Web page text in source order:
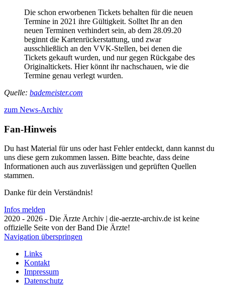
Die schon erworbenen Tickets behalten für die neuen
Termine in 2021 ihre Gültigkeit. Solltet Ihr an den
neuen Terminen verhindert sein, ab dem 28.09.20
beginnt die Kartenrückerstattung, und zwar
ausschließlich an den VVK-Stellen, bei denen die
Tickets gekauft wurden, und nur gegen Rückgabe des
Originaltickets. Hier könnt ihr nachschauen, wie die
Termine genau verlegt wurden.
Quelle: bademeister.com
zum News-Archiv
Fan-Hinweis
Du hast Material für uns oder hast Fehler entdeckt, dann kannst du
uns diese gern zukommen lassen. Bitte beachte, dass deine
Informationen auch aus zuverlässigen und geprüften Quellen
stammen.
Danke für dein Verständnis!
Infos melden
2020 - 2026 - Die Ärzte Archiv | die-aerzte-archiv.de ist keine
offizielle Seite von der Band Die Ärzte!
Navigation überspringen
Links
Kontakt
Impressum
Datenschutz